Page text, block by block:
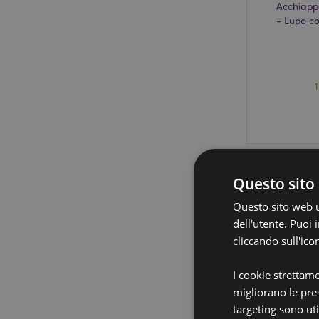
- Lupo
Questo
Questo sito web
dell'utente. Puoi
cliccando
I cookie
migliorano le
targeting sono